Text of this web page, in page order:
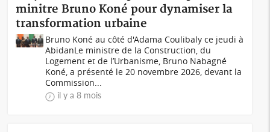
minitre Bruno Koné pour dynamiser la
transformation urbaine
Bruno Koné au côté d'Adama Coulibaly ce jeudi à
AbidanLe ministre de la Construction, du
Logement et de l’Urbanisme, Bruno Nabagné
Koné, a présenté le 20 novembre 2026, devant la
Commission...
il y a 8 mois